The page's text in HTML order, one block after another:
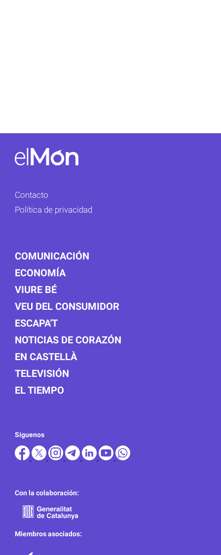
Contacto
Política de privacidad
COMUNICACIÓN
ECONOMÍA
VIURE BÉ
VEU DEL CONSUMIDOR
ESCAPA'T
NOTICIAS DE CORAZÓN
EN CASTELLÀ
TELEVISIÓN
EL TIEMPO
Síguenos
Con la colaboración:
Miembros asociados: